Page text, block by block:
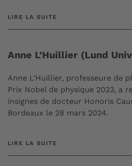
LIRE LA SUITE
Anne L’Huillier (Lund
Anne L’Huillier, professeure de
Prix Nobel de physique 2023, a
insignes de docteur Honoris
Bordeaux le 28 mars 2024.
LIRE LA SUITE